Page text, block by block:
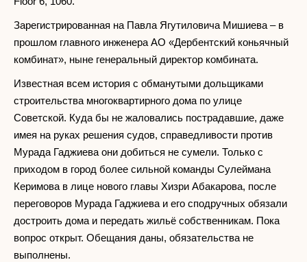
Зарегистрированная на Павла Ягутиловича Мишиева – в
прошлом главного инженера АО «Дербентский коньячный
комбинат», ныне генеральный директор комбината.
Известная всем история с обманутыми дольщиками
строительства многоквартирного дома по улице
Советской. Куда бы не жаловались пострадавшие, даже
имея на руках решения судов, справедливости против
Мурада Гаджиева они добиться не сумели. Только с
приходом в город более сильной команды Сулеймана
Керимова в лице нового главы Хизри Абакарова, после
переговоров Мурада Гаджиева и его сподручных обязали
достроить дома и передать жильё собственникам. Пока
вопрос открыт. Обещания даны, обязательства не
выполнены.